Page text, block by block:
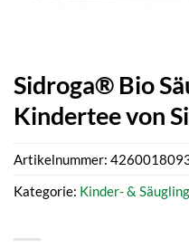
Sidroga® Bio
Kindertee von
Artikelnummer:
Kategorie: Kinder- &